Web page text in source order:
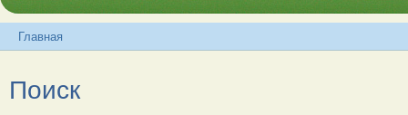
Главная
Поиск